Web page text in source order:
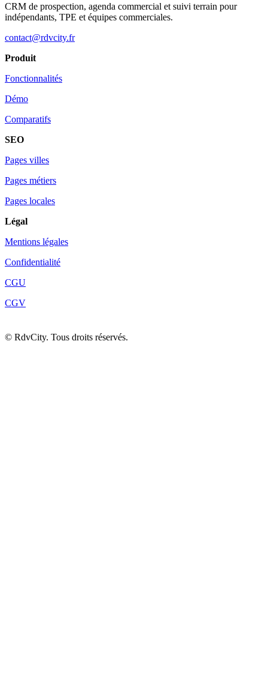
CRM de prospection, agenda commercial et suivi terrain pour
indépendants, TPE et équipes commerciales.
contact@rdvcity.fr
Produit
Fonctionnalités
Démo
Comparatifs
SEO
Pages villes
Pages métiers
Pages locales
Légal
Mentions légales
Confidentialité
CGU
CGV
© RdvCity. Tous droits réservés.